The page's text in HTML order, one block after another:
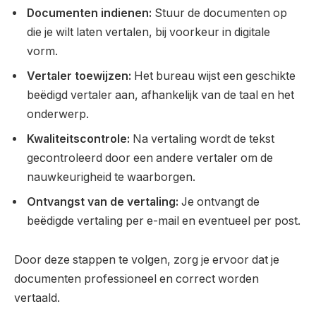
Documenten indienen: Stuur de documenten op
die je wilt laten vertalen, bij voorkeur in digitale
vorm.
Vertaler toewijzen: Het bureau wijst een geschikte
beëdigd vertaler aan, afhankelijk van de taal en het
onderwerp.
Kwaliteitscontrole: Na vertaling wordt de tekst
gecontroleerd door een andere vertaler om de
nauwkeurigheid te waarborgen.
Ontvangst van de vertaling: Je ontvangt de
beëdigde vertaling per e-mail en eventueel per post.
Door deze stappen te volgen, zorg je ervoor dat je
documenten professioneel en correct worden
vertaald.